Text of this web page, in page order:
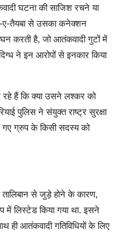
घटना की साजिश रचने या
ए-तैयबा से उसका कनेक्शन
करती है, जो आतंकवादी गुटों में
ने इन आरोपों से इनकार किया
रहे हैं कि क्या उसने लश्कर को
पुलिस ने संयुक्त राष्ट्र सुरक्षा
गए ग्रुप के किसी सदस्य को
से जुड़े होने के कारण,
लिस्टेड किया गया था. इसने
ही आतंकवादी गतिविधियों के लिए